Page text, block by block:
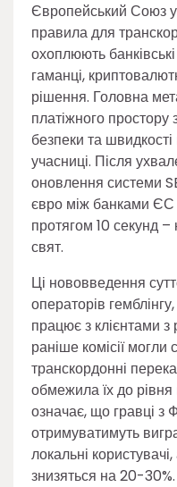
Європейський Союз
правила для
охоплюють
гаманці,
рішення. Головна
платіжного
безпеки та
учасниці. Після
оновлення системи
євро між банками ЄС
протягом 10 секунд –
свят.
Ці нововведення
операторів
працює з клієнтами
раніше комісії могли
транскордонні
обмежила їх до
означає, що гравці з
отримуватимуть
локальні
знизяться на 20-30%.